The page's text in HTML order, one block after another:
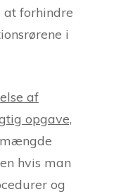
forhindre
i
af
opgave,
hvis man
og